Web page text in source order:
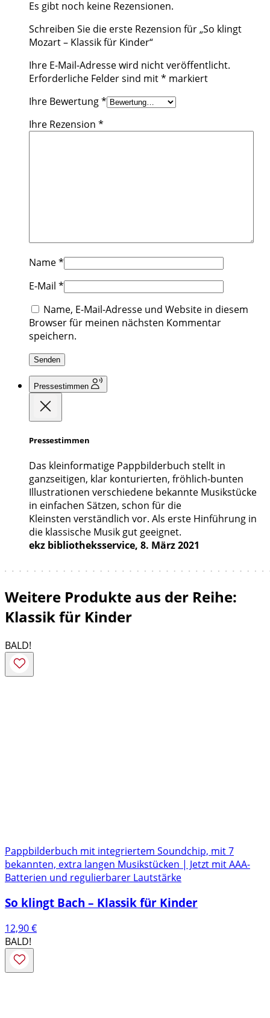
Es gibt noch keine Rezensionen.
Schreiben Sie die erste Rezension für „So klingt
Mozart – Klassik für Kinder“
Ihre E-Mail-Adresse wird nicht veröffentlicht.
Erforderliche Felder sind mit* markiert
Ihre Bewertung*
Ihre Rezension *
Name*
E-Mail *
Name, E-Mail-Adresse und Website in diesem
Browser für meinen nächsten Kommentar
speichern.
Pressestimmen
Pressestimmen
Das kleinformatige Pappbilderbuch stellt in
ganzseitigen, klar konturierten, fröhlich-bunten
Illustrationen verschiedene bekannte Musikstücke
in einfachen Sätzen, schon für die
Kleinsten verständlich vor. Als erste Hinführung in
die klassische Musik gut geeignet.
ekz bibliotheksservice, 8. März 2021
Weitere Produkte aus der Reihe:
Klassik für Kinder
BALD!
Pappbilderbuch mit integriertem Soundchip, mit 7
bekannten, extra langen Musikstücken | Jetzt mit AAA-
Batterien und regulierbarer Lautstärke
So klingt Bach – Klassik für Kinder
12,90€
BALD!